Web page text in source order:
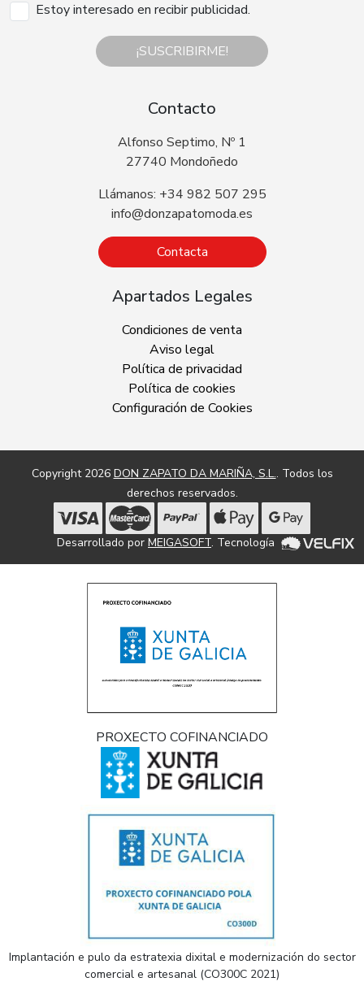
Estoy interesado en recibir publicidad.
¡SUSCRIBIRME!
Contacto
Alfonso Septimo, Nº 1
27740 Mondoñedo
Llámanos: +34 982 507 295
info@donzapatomoda.es
Contacta
Apartados Legales
Condiciones de venta
Aviso legal
Política de privacidad
Política de cookies
Configuración de Cookies
Copyright 2026 DON ZAPATO DA MARIÑA, S.L.. Todos los
derechos reservados.
Desarrollado por MEIGASOFT. Tecnología
PROXECTO COFINANCIADO
Implantación e pulo da estratexia dixital e modernización do sector
comercial e artesanal (CO300C 2021)